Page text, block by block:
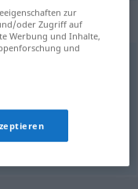
zur
oder Zugriff auf
Werbung und Inhalte,
und